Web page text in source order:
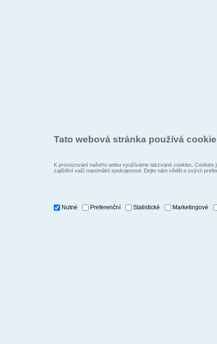
Tato webová stránka používá
K provozování našeho webu využíváme takzvané cookies.
zajištění vaší maximální spokojenosti. Dejte nám vědět o svých
Nutné Preferenční Statistické Marketingové